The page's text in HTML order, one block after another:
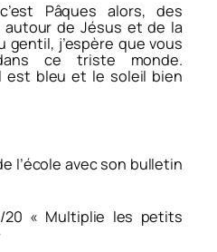
Pâques alors, des
de Jésus et de la
gentil, j’espère que vous
ce triste monde.
est bleu et le soleil bien
l’école avec son bulletin
20 « Multiplie les petits